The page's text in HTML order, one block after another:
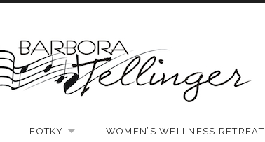
FOTKY EXPAND SUBMENU
WOMEN’S WELLNESS RETREAT